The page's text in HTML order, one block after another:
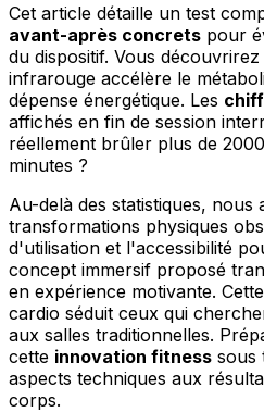
Cet article détaille un test
avant-après concrets pour
du dispositif. Vous
infrarouge accélère le
dépense énergétique. Les
affichés en fin de session
réellement brûler plus de
minutes ?
Au-delà des statistiques, nous
transformations physiques
d'utilisation et l'accessibilité
concept immersif proposé
en expérience motivante.
cardio séduit ceux qui
aux salles traditionnelles.
cette innovation fitness sous
aspects techniques aux
corps.